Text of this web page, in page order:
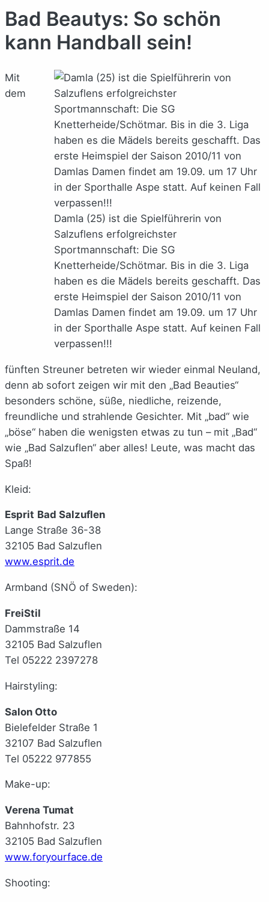
Bad Beautys: So schön
kann Handball sein!
Damla (25) ist die Spielführerin von
Salzuflens erfolgreichster
Sportmannschaft: Die SG
Knetterheide/Schötmar. Bis in die 3. Liga
haben es die Mädels bereits geschafft. Das
erste Heimspiel der Saison 2010/11 von
Damlas Damen findet am 19.09. um 17 Uhr
in der Sporthalle Aspe statt. Auf keinen Fall
verpassen!!!
Mit
dem
fünften Streuner betreten wir wieder einmal Neuland,
denn ab sofort zeigen wir mit den „Bad Beauties“
besonders schöne, süße, niedliche, reizende,
freundliche und strahlende Gesichter. Mit „bad“ wie
„böse“ haben die wenigsten etwas zu tun – mit „Bad“
wie „Bad Salzuflen“ aber alles! Leute, was macht das
Spaß!
Kleid:
Esprit Bad Salzuflen
Lange Straße 36-38
32105 Bad Salzuflen
www.esprit.de
Armband (SNÖ of Sweden):
FreiStil
Dammstraße 14
32105 Bad Salzuflen
Tel 05222 2397278
Hairstyling:
Salon Otto
Bielefelder Straße 1
32107 Bad Salzuflen
Tel 05222 977855
Make-up:
Verena Tumat
Bahnhofstr. 23
32105 Bad Salzuflen
www.foryourface.de
Shooting: